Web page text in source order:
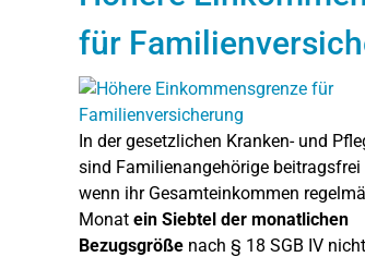
für
In der gesetzlichen Kranken- und
sind Familienangehörige
wenn ihr Gesamteinkommen
Monat ein Siebtel der monatlichen
Bezugsgröße nach § 18 SGB IV